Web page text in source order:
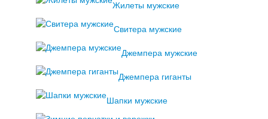
Жилеты мужские
Свитера мужские
Джемпера мужские
Джемпера гиганты
Шапки мужские